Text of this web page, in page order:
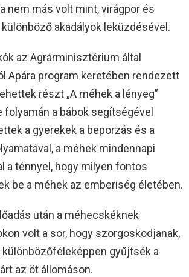
nem más volt mint, virágpor és
akadályok leküzdésével.
az Agrárminisztérium által
Apára program keretében rendezett
részt „A méhek a lényeg”
folyamán a bábok segítségével
a gyerekek a beporzás és a
a méhek mindennapi
a ténnyel, hogy milyen fontos
be a méhek az emberiség életében.
után a méhecskéknek
volt a sor, hogy szorgoskodjanak,
gyűjtsék a
az öt állomáson.